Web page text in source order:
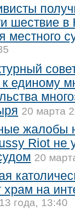
шествие в
местного
единому
20 марта
жалобы
Riot не
20
храм на
года, 13:40